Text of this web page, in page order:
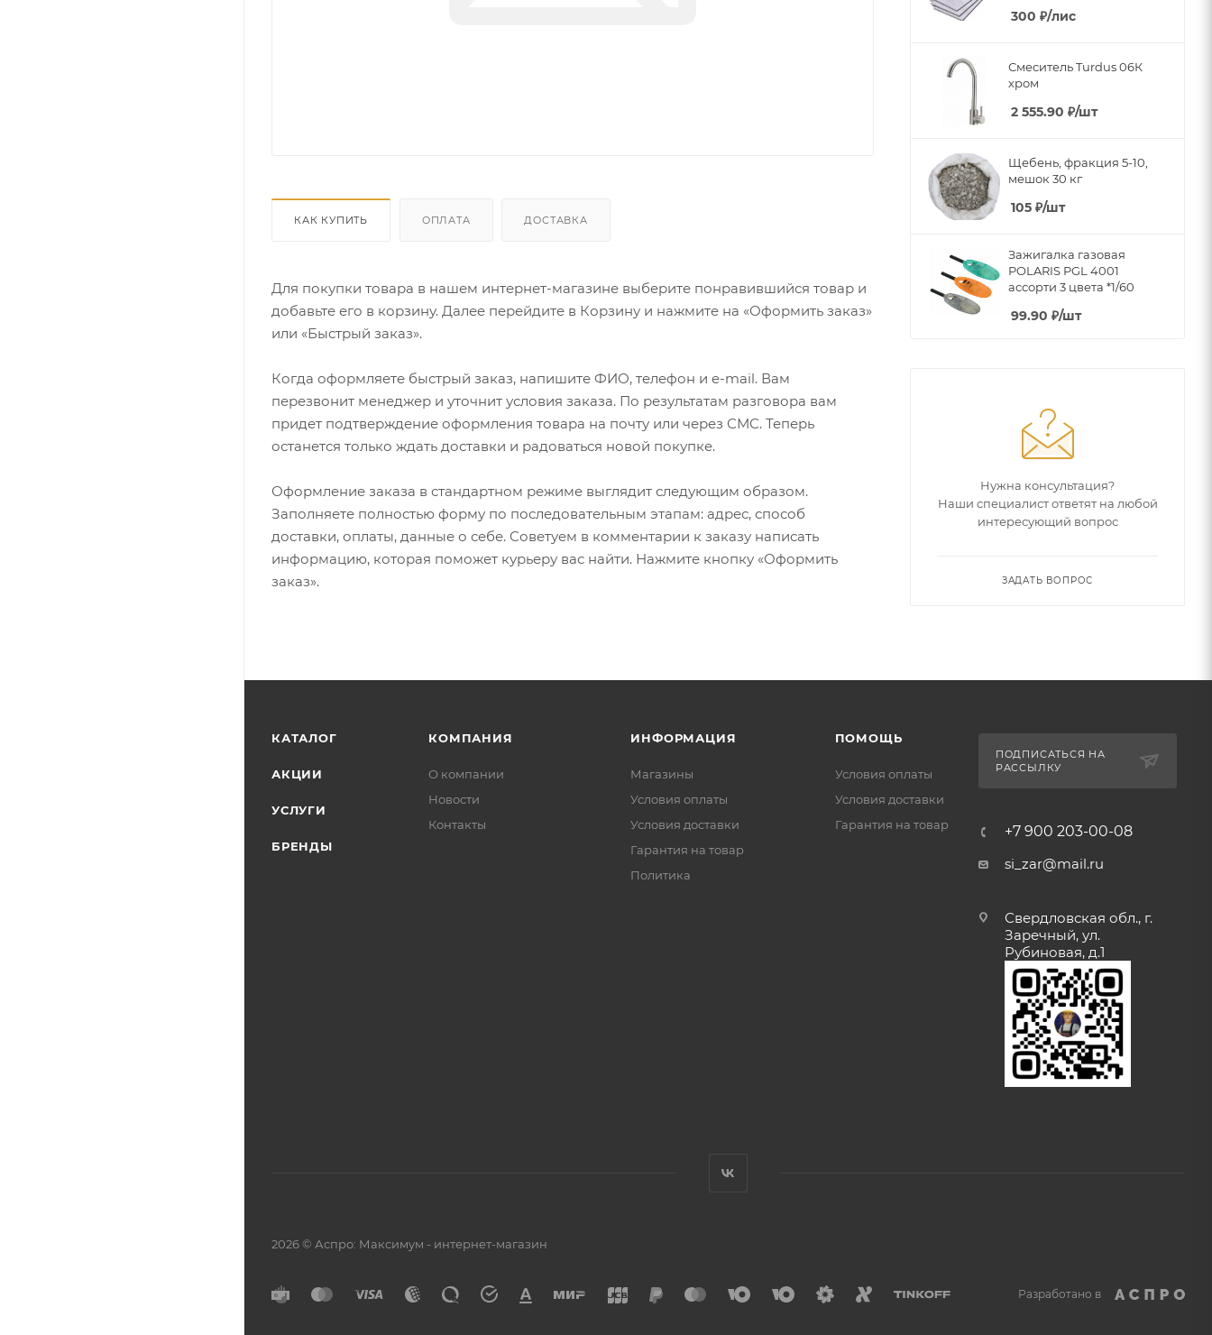
КАК КУПИТЬ ОПЛАТА ДОСТАВКА
Для покупки товара в нашем интернет-магазине выберите понравившийся товар и
добавьте его в корзину. Далее перейдите в Корзину и нажмите на «Оформить заказ»
или «Быстрый заказ».
Когда оформляете быстрый заказ, напишите ФИО, телефон и e-mail. Вам
перезвонит менеджер и уточнит условия заказа. По результатам разговора вам
придет подтверждение оформления товара на почту или через СМС. Теперь
останется только ждать доставки и радоваться новой покупке.
Оформление заказа в стандартном режиме выглядит следующим образом.
Заполняете полностью форму по последовательным этапам: адрес, способ
доставки, оплаты, данные о себе. Советуем в комментарии к заказу написать
информацию, которая поможет курьеру вас найти. Нажмите кнопку «Оформить
заказ».
300 ₽/лис
Смеситель Turdus 06К
хром
2 555.90 ₽/шт
Щебень, фракция 5-10,
мешок 30 кг
105 ₽/шт
Зажигалка газовая
POLARIS PGL 4001
ассорти 3 цвета *1/60
99.90 ₽/шт
Нужна консультация?
Наши специалист ответят на любой
интересующий вопрос
ЗАДАТЬ ВОПРОС
КАТАЛОГ
АКЦИИ
УСЛУГИ
БРЕНДЫ
КОМПАНИЯ
О компании
Новости
Контакты
ИНФОРМАЦИЯ
Магазины
Условия оплаты
Условия доставки
Гарантия на товар
Политика
ПОМОЩЬ
Условия оплаты
Условия доставки
Гарантия на товар
ПОДПИСАТЬСЯ НА
РАССЫЛКУ
+7 900 203-00-08
si_zar@mail.ru
Свердловская обл., г.
Заречный, ул.
Рубиновая, д.1
2026 © Аспро: Максимум - интернет-магазин
Разработано в